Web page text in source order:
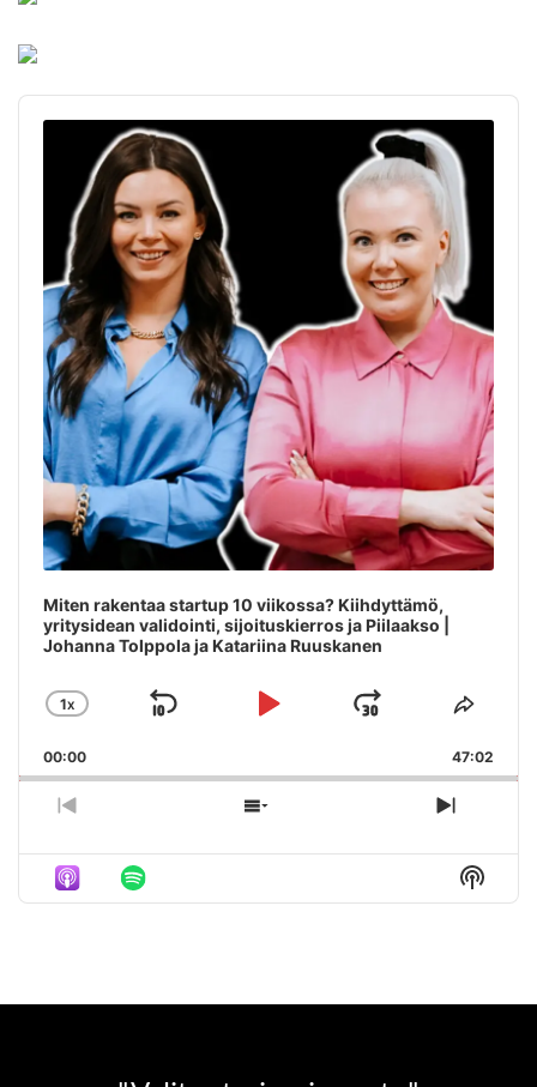
Audio
Player
Miten rakentaa startup 10 viikossa? Kiihdyttämö,
yritysidean validointi, sijoituskierros ja Piilaakso |
Johanna Tolppola ja Katariina Ruuskanen
CHANGE
RATE
1X
SKIP
PLAY JUMP
00:00 47:02
PREVIOUS
SHOW
LIST
NEXT
Show